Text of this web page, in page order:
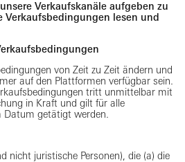
Verkaufskanäle aufgeben zu
Verkaufsbedingungen lesen und
von Zeit zu Zeit ändern und
auf den Plattformen verfügbar sein.
tritt unmittelbar mit
in Kraft und gilt für alle
Datum getätigt werden.
nicht juristische Personen), die (a) die